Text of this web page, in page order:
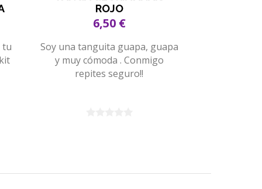
tu
ROJO
6,50 €
Soy una tanguita guapa, guapa
y muy cómoda . Conmigo
repites seguro!!